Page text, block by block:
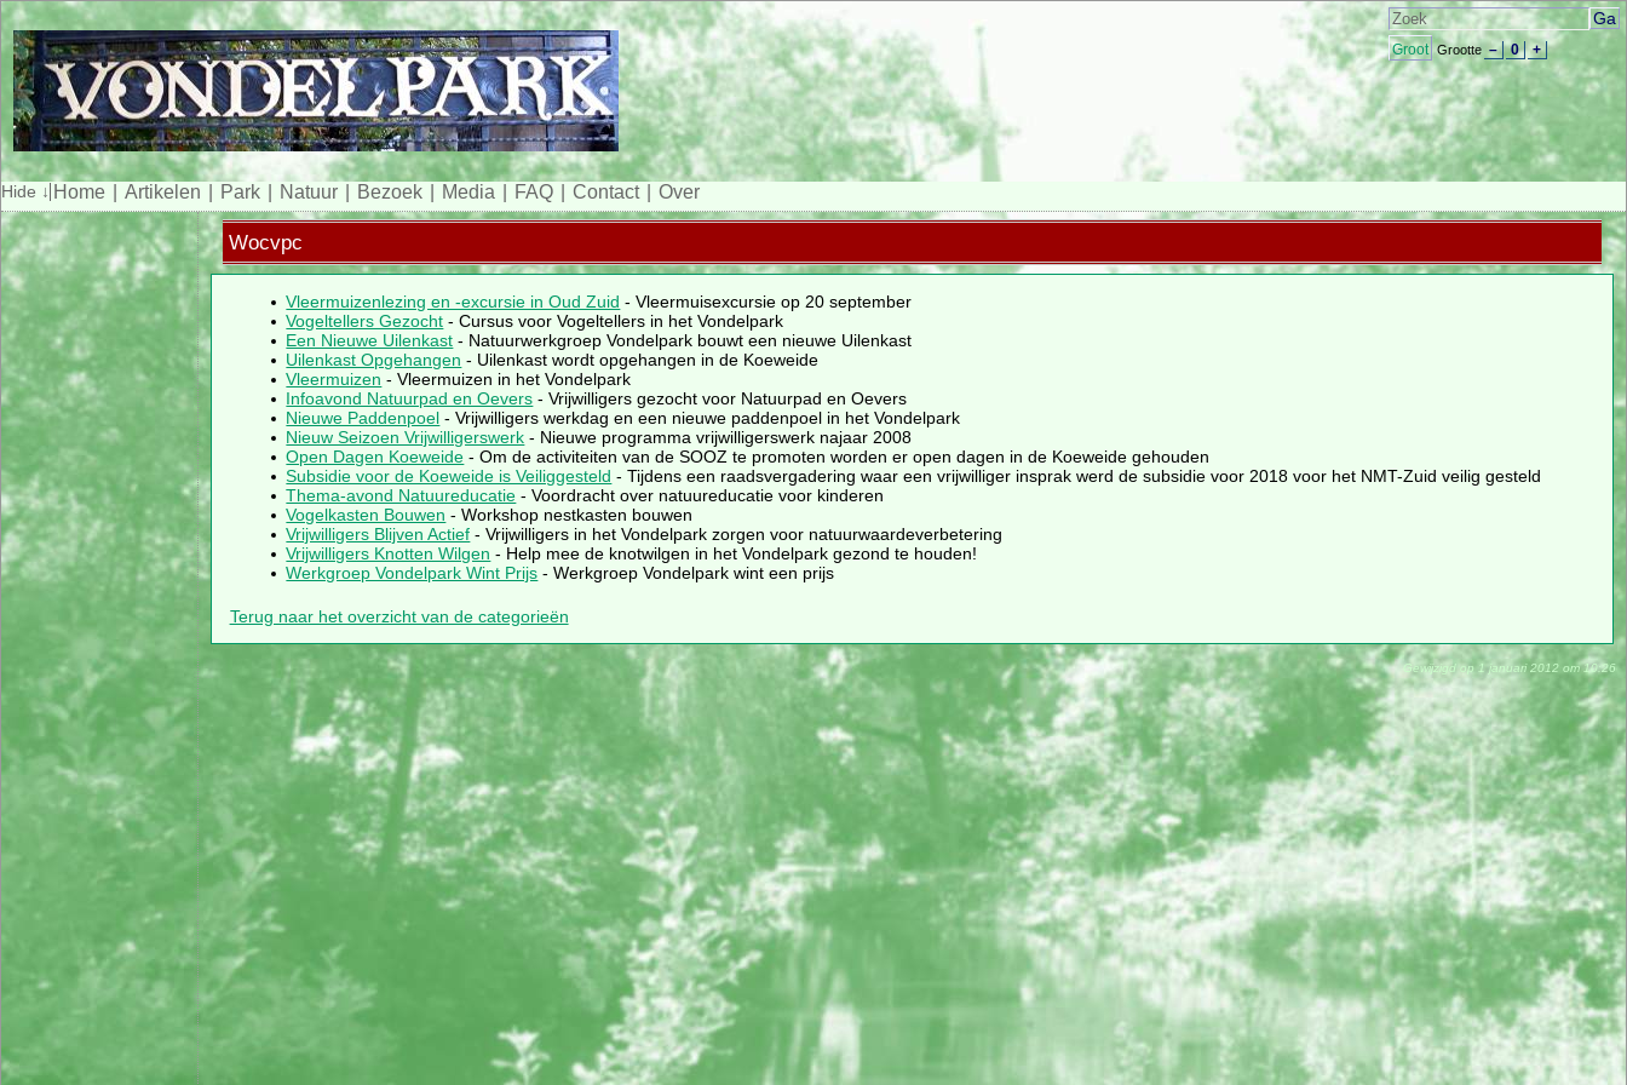
Groot Grootte – 0 +
Home Artikelen Park Natuur Bezoek Media FAQ Contact Over
Wocvpc
Vleermuizenlezing en -excursie in Oud Zuid - Vleermuisexcursie op 20 september
Vogeltellers Gezocht - Cursus voor Vogeltellers in het Vondelpark
Een Nieuwe Uilenkast - Natuurwerkgroep Vondelpark bouwt een nieuwe Uilenkast
Uilenkast Opgehangen - Uilenkast wordt opgehangen in de Koeweide
Vleermuizen - Vleermuizen in het Vondelpark
Infoavond Natuurpad en Oevers - Vrijwilligers gezocht voor Natuurpad en Oevers
Nieuwe Paddenpoel - Vrijwilligers werkdag en een nieuwe paddenpoel in het Vondelpark
Nieuw Seizoen Vrijwilligerswerk - Nieuwe programma vrijwilligerswerk najaar 2008
Open Dagen Koeweide - Om de activiteiten van de SOOZ te promoten worden er open dagen in de Koeweide gehouden
Subsidie voor de Koeweide is Veiliggesteld - Tijdens een raadsvergadering waar een vrijwilliger insprak werd de subsidie voor 2018 voor het NMT-Zuid veilig gesteld
Thema-avond Natuureducatie - Voordracht over natuureducatie voor kinderen
Vogelkasten Bouwen - Workshop nestkasten bouwen
Vrijwilligers Blijven Actief - Vrijwilligers in het Vondelpark zorgen voor natuurwaardeverbetering
Vrijwilligers Knotten Wilgen - Help mee de knotwilgen in het Vondelpark gezond te houden!
Werkgroep Vondelpark Wint Prijs - Werkgroep Vondelpark wint een prijs
Terug naar het overzicht van de categorieën
Gewijzigd op 1 januari 2012 om 10:26